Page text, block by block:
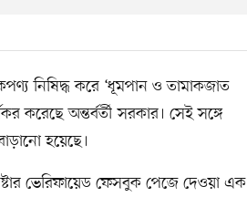
নিষিদ্ধ করে ‘ধূমপান ও তামাকজাত
করেছে অন্তর্বর্তী সরকার। সেই সঙ্গে
হয়েছে।
ভেরিফায়েড ফেসবুক পেজে দেওয়া এক